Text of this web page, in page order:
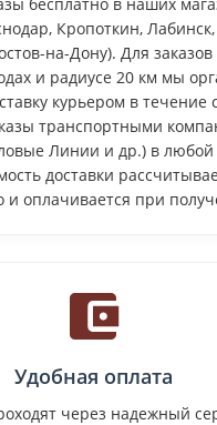
Кропоткин, Лабинск,
на-Дону). Для
и радиусе 20 км мы
курьером в течение
транспортными
Линии и др.) в любой
доставки
и оплачивается при
Удобная оплата
через надежный